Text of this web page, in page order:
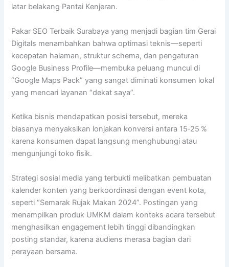
latar belakang Pantai Kenjeran.
Pakar SEO Terbaik Surabaya yang menjadi bagian tim Gerai
Digitals menambahkan bahwa optimasi teknis—seperti
kecepatan halaman, struktur schema, dan pengaturan
Google Business Profile—membuka peluang muncul di
“Google Maps Pack” yang sangat diminati konsumen lokal
yang mencari layanan “dekat saya”.
Ketika bisnis mendapatkan posisi tersebut, mereka
biasanya menyaksikan lonjakan konversi antara 15‑25 %
karena konsumen dapat langsung menghubungi atau
mengunjungi toko fisik.
Strategi sosial media yang terbukti melibatkan pembuatan
kalender konten yang berkoordinasi dengan event kota,
seperti “Semarak Rujak Makan 2024”. Postingan yang
menampilkan produk UMKM dalam konteks acara tersebut
menghasilkan engagement lebih tinggi dibandingkan
posting standar, karena audiens merasa bagian dari
perayaan bersama.